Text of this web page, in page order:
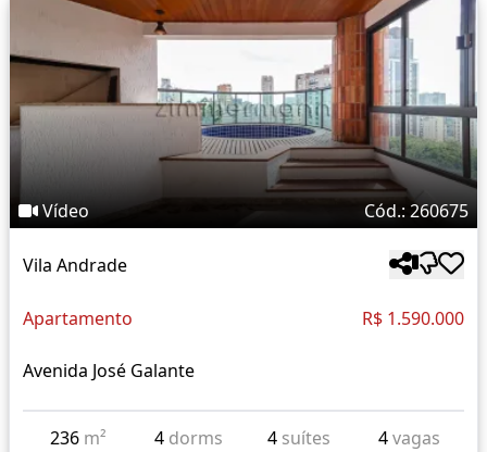
Vídeo Cód.: 260675
Vila Andrade
Apartamento R$ 1.590.000
Avenida José Galante
236 m² 4 dorms 4 suítes 4vagas